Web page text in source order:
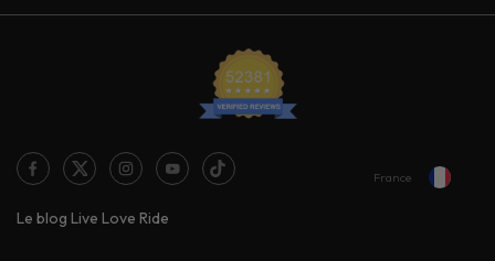
Le blog Live Love Ride
France